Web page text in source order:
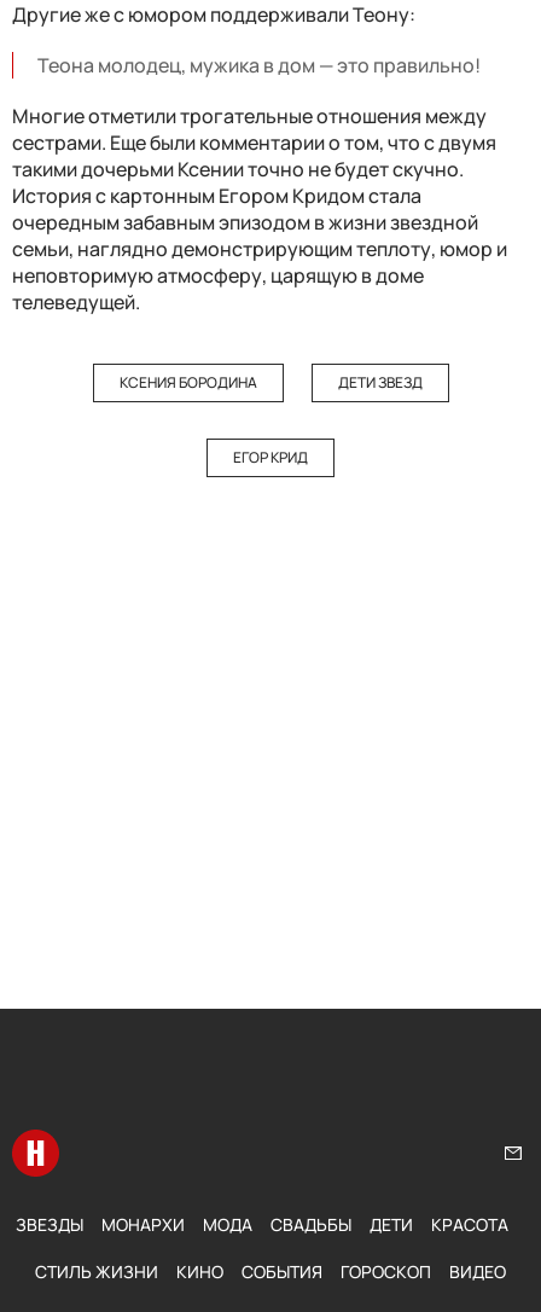
Другие же с юмором поддерживали Теону:
Теона молодец, мужика в дом — это правильно!
Многие отметили трогательные отношения между
сестрами. Еще были комментарии о том, что с двумя
такими дочерьми Ксении точно не будет скучно.
История с картонным Егором Кридом стала
очередным забавным эпизодом в жизни звездной
семьи, наглядно демонстрирующим теплоту, юмор и
неповторимую атмосферу, царящую в доме
телеведущей.
КСЕНИЯ БОРОДИНА ДЕТИ ЗВЕЗД
ЕГОР КРИД
Перейти на главную
ЗВЕЗДЫ МОНАРХИ МОДА СВАДЬБЫ ДЕТИ КРАСОТА
СТИЛЬ ЖИЗНИ КИНО СОБЫТИЯ ГОРОСКОП ВИДЕО